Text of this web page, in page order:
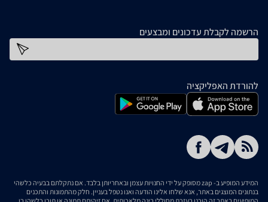
הרשמה לקבלת עדכונים ומבצעים
להורדת האפליקציה
המידע המופיע ב- zap מסופק על ידי החנויות עצמן ובאחריותן בלבד. אם נתקלתם בבעיה כלשהי
בנתונים המוצגים באתר, אנא שלחו אלינו הודעה ואנו נטפל בעניין. חלק מהתמונות והתכנים